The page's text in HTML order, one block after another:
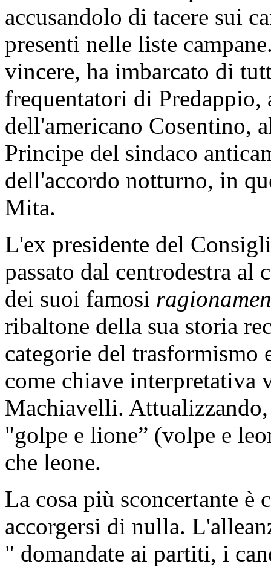
accusandolo di tacere sui
presenti nelle liste
vincere, ha imbarcato di
frequentatori di
dell'americano Cosentino,
Principe del sindaco
dell'accordo notturno, in
Mita.
L'ex presidente del
passato dal centrodestra al
dei suoi famosi
ribaltone della sua storia
categorie del
come chiave interpretativa
Machiavelli.
"golpe e lione” (volpe e
che leone.
La cosa più sconcertante è
accorgersi di nulla.
" domandate ai partiti, i